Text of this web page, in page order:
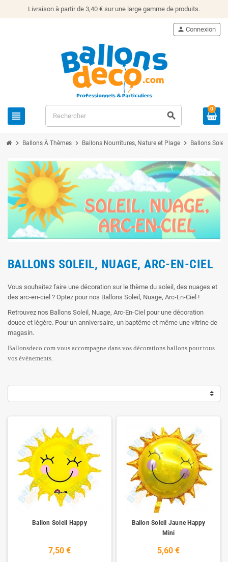
Livraison à partir de 3,40 € sur une large gamme de produits.
view_headline search
person Connexion
0
chevron_right Ballons À Thèmes chevron_right Ballons Nourritures, Nature et Plage chevron_right Ballons
BALLONS SOLEIL, NUAGE, ARC-EN-CIEL
Vous souhaitez faire une décoration sur le thème du soleil, des nuages et
des arc-en-ciel ? Optez pour nos Ballons Soleil, Nuage, Arc-En-Ciel !
Retrouvez nos Ballons Soleil, Nuage, Arc-En-Ciel pour une décoration
douce et légère. Pour un anniversaire, un baptême et même une vitrine de
magasin.
Ballonsdeco.com vous accompagne dans vos décorations ballons pour tous
vos évènements.
Ballon Soleil Happy
7,50 €
Ballon Soleil Jaune Happy
Mini
5,60 €